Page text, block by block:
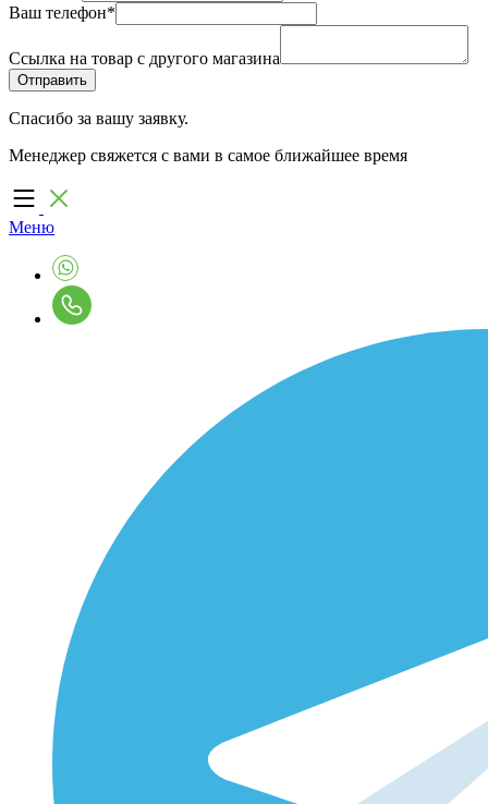
Ваш телефон*
Ссылка на товар с другого магазина
Спасибо за вашу заявку.
Менеджер свяжется с вами в самое ближайшее время
Меню